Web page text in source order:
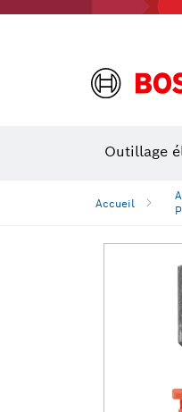
Outillage
Accueil